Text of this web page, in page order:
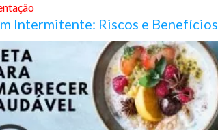
Intermitente: Riscos e Benefícios